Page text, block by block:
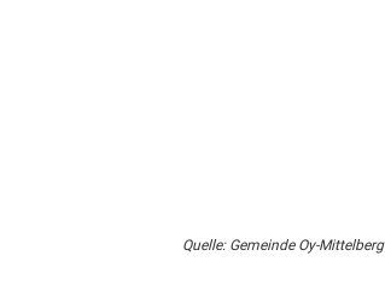
Quelle: Gemeinde Oy-Mittelberg